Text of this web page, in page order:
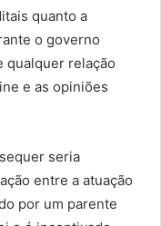
quanto a
o governo
qualquer relação
e as opiniões
seria
entre a atuação
por um parente